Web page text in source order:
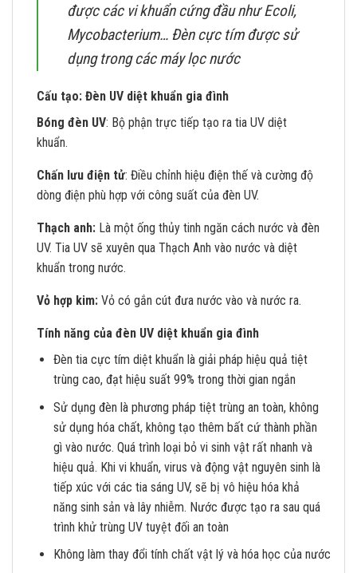
được các vi khuẩn cứng đầu như Ecoli,
Mycobacterium… Đèn cực tím được sử
dụng trong các máy lọc nước
Cấu tạo: Đèn UV diệt khuẩn gia đình
Bóng đèn UV: Bộ phận trực tiếp tạo ra tia UV diệt
khuẩn.
Chấn lưu điện tử: Điều chỉnh hiệu điện thế và cường độ
dòng điện phù hợp với công suất của đèn UV.
Thạch anh: Là một ống thủy tinh ngăn cách nước và đèn
UV. Tia UV sẽ xuyên qua Thạch Anh vào nước và diệt
khuẩn trong nước.
Vỏ hợp kim: Vỏ có gắn cút đưa nước vào và nước ra.
Tính năng của đèn UV diệt khuẩn gia đình
Đèn tia cực tím diệt khuẩn là giải pháp hiệu quả tiệt
trùng cao, đạt hiệu suất 99% trong thời gian ngắn
Sử dụng đèn là phương pháp tiệt trùng an toàn, không
sử dụng hóa chất, không tạo thêm bất cứ thành phần
gì vào nước. Quá trình loại bỏ vi sinh vật rất nhanh và
hiệu quả. Khi vi khuẩn, virus và động vật nguyên sinh là
tiếp xúc với các tia sáng UV, sẽ bị vô hiệu hóa khả
năng sinh sản và lây nhiễm. Nước được tạo ra sau quá
trình khử trùng UV tuyệt đối an toàn
Không làm thay đổi tính chất vật lý và hóa học của nước